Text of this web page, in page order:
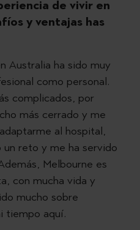
de vivir en
y ventajas has
Australia ha sido muy
como personal.
complicados, por
más cerrado y me
al hospital,
reto y me ha servido
Melbourne es
con mucha vida y
mucho sobre
tiempo aquí.